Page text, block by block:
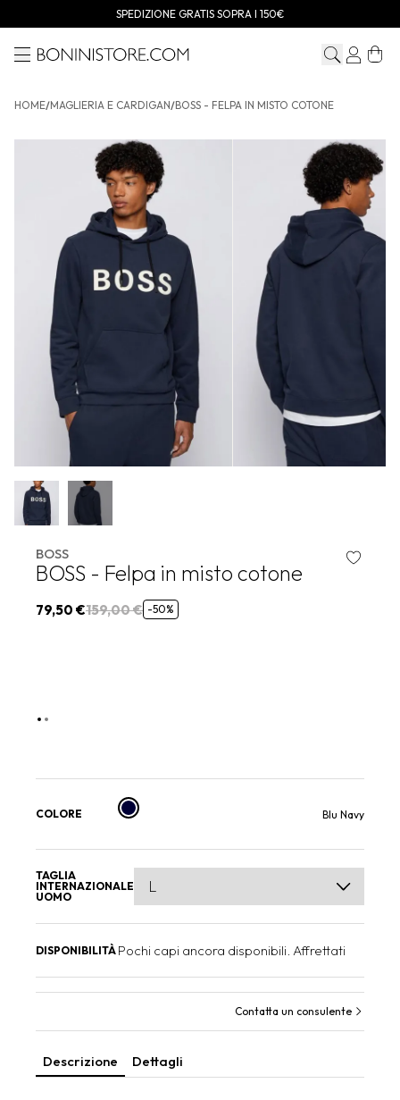
SPEDIZIONE GRATIS SOPRA I 150€
MenuBonini store
HOME/MAGLIERIA E CARDIGAN/BOSS - FELPA IN MISTO COTONE
BOSS - Felpa in misto cotone
BOSS
BOSS - Felpa in misto cotone
79,50 €159,00 € -50%
COLORE Blu Navy
TAGLIA
INTERNAZIONALE
UOMO
DISPONIBILITÀ Pochi capi ancora disponibili. Affrettati
Contatta un consulente
Descrizione Dettagli